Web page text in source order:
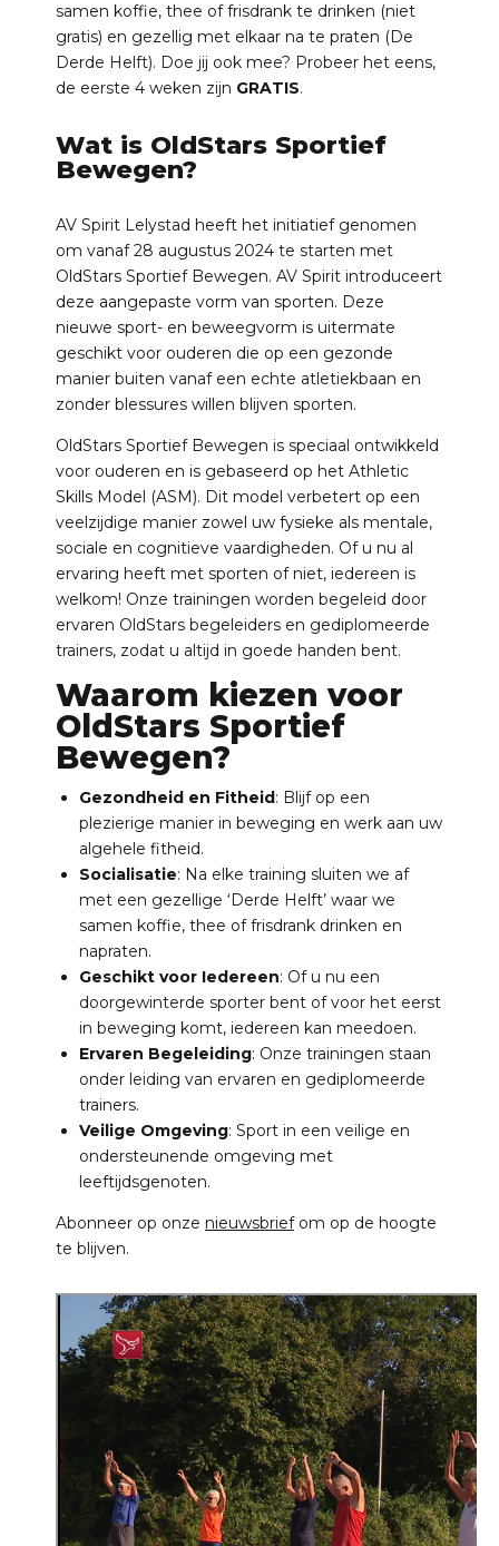
samen koffie, thee of frisdrank te drinken (niet
gratis) en gezellig met elkaar na te praten (De
Derde Helft). Doe jij ook mee? Probeer het eens,
de eerste 4 weken zijn GRATIS.
Wat is OldStars Sportief
Bewegen?
AV Spirit Lelystad heeft het initiatief genomen
om vanaf 28 augustus 2024 te starten met
OldStars Sportief Bewegen. AV Spirit introduceert
deze aangepaste vorm van sporten. Deze
nieuwe sport- en beweegvorm is uitermate
geschikt voor ouderen die op een gezonde
manier buiten vanaf een echte atletiekbaan en
zonder blessures willen blijven sporten.
OldStars Sportief Bewegen is speciaal ontwikkeld
voor ouderen en is gebaseerd op het Athletic
Skills Model (ASM). Dit model verbetert op een
veelzijdige manier zowel uw fysieke als mentale,
sociale en cognitieve vaardigheden. Of u nu al
ervaring heeft met sporten of niet, iedereen is
welkom! Onze trainingen worden begeleid door
ervaren OldStars begeleiders en gediplomeerde
trainers, zodat u altijd in goede handen bent.
Waarom kiezen voor
OldStars Sportief
Bewegen?
Gezondheid en Fitheid: Blijf op een
plezierige manier in beweging en werk aan uw
algehele fitheid.
Socialisatie: Na elke training sluiten we af
met een gezellige ‘Derde Helft’ waar we
samen koffie, thee of frisdrank drinken en
napraten.
Geschikt voor Iedereen: Of u nu een
doorgewinterde sporter bent of voor het eerst
in beweging komt, iedereen kan meedoen.
Ervaren Begeleiding: Onze trainingen staan
onder leiding van ervaren en gediplomeerde
trainers.
Veilige Omgeving: Sport in een veilige en
ondersteunende omgeving met
leeftijdsgenoten.
Abonneer op onze nieuwsbriefom op de hoogte
te blijven.